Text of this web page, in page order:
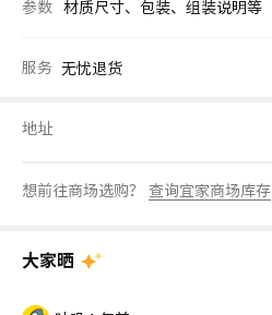
参数 材质尺寸、包装、组装说明等
服务 无忧退货
地址
想前往商场选购？ 查询宜家商场库存
大家晒